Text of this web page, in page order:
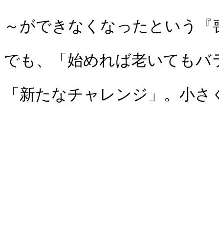
～ができなくなったという『
でも、「始めれば老いてもバ
「新たなチャレンジ」。小